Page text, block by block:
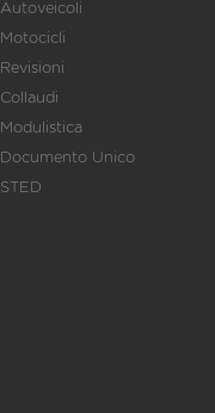
Autoveicoli
Motocicli
Revisioni
Collaudi
Modulistica
Documento Unico
STED